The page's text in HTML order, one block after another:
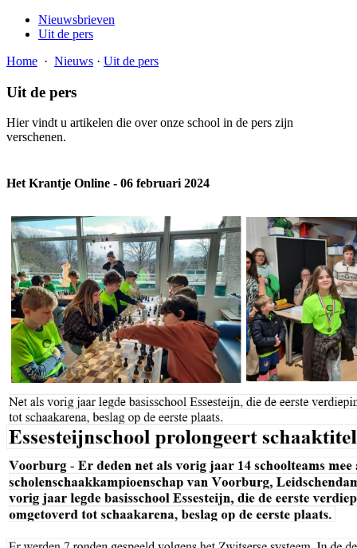
Nieuwsbrieven
Uit de pers
Home · Nieuws · Uit de pers
Uit de pers
Hier vindt u artikelen die over onze school in de pers zijn
verschenen.
Het Krantje Online - 06 februari 2024